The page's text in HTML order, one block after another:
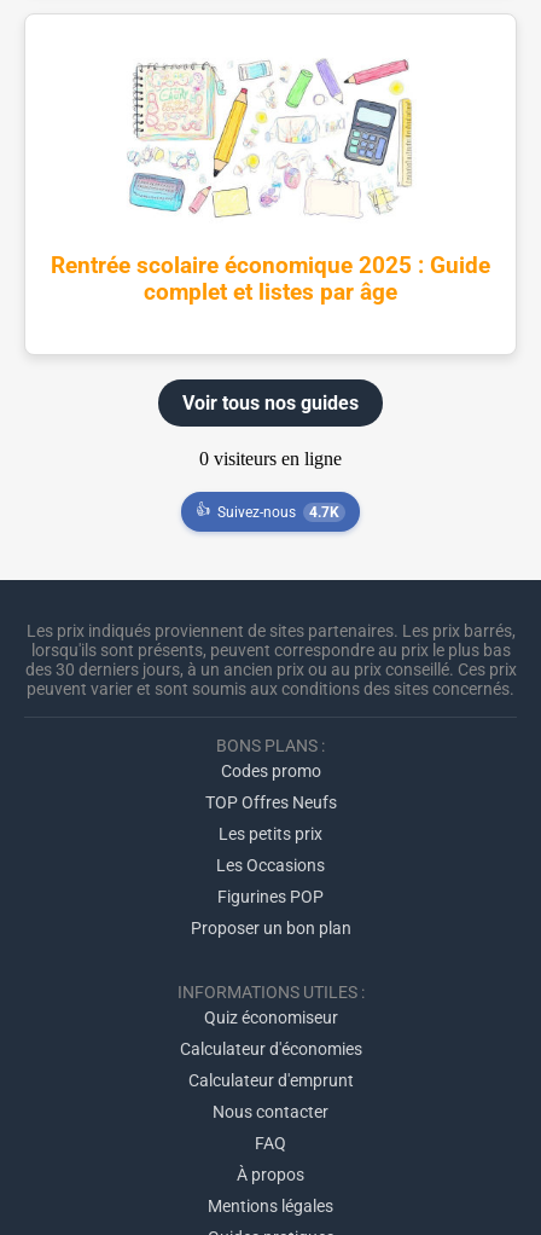
Rentrée scolaire économique 2025 : Guide
complet et listes par âge
Voir tous nos guides
👍 Suivez-nous 4.7K
Les prix indiqués proviennent de sites partenaires. Les prix barrés,
lorsqu'ils sont présents, peuvent correspondre au prix le plus bas
des 30 derniers jours, à un ancien prix ou au prix conseillé. Ces prix
peuvent varier et sont soumis aux conditions des sites concernés.
BONS PLANS :
Codes promo
TOP Offres Neufs
Les petits prix
Les Occasions
Figurines POP
Proposer un bon plan
INFORMATIONS UTILES :
Quiz économiseur
Calculateur d'économies
Calculateur d'emprunt
Nous contacter
FAQ
À propos
Mentions légales